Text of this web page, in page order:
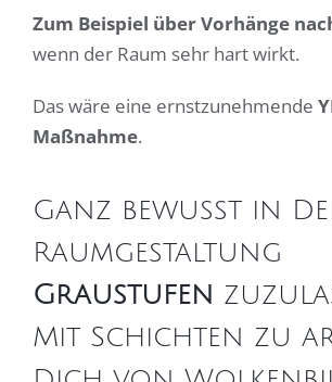
Zum Beispiel über Vorhänge
wenn der Raum sehr hart wirkt.
Das wäre eine ernstzunehmende
Maßnahme.
Ganz bewusst in
Raumgestaltung
Graustufen
Mit Schichten zu